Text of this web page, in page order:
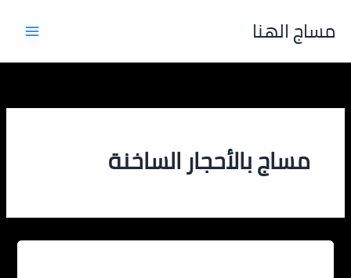
مساج الهنا
مساج بالأحجار الساخنة